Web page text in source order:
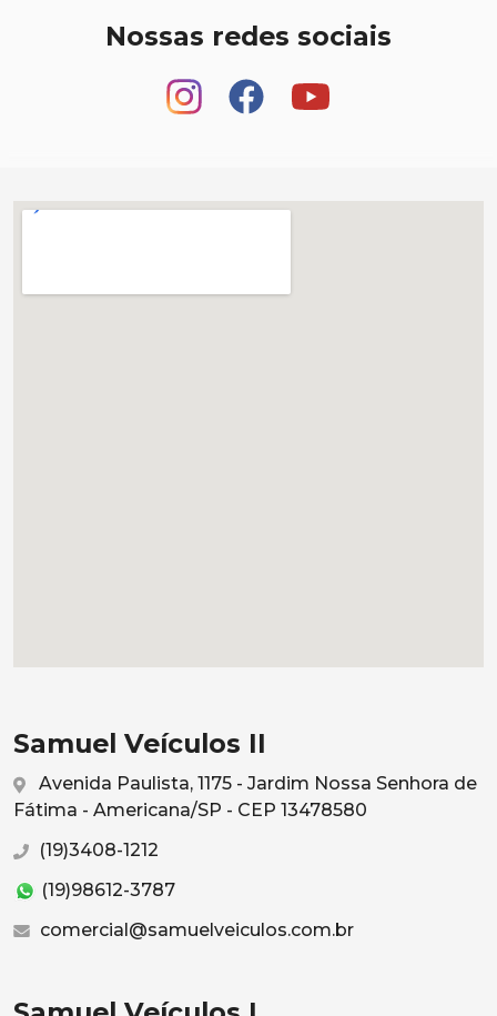
Nossas redes sociais
Samuel Veículos II
Avenida Paulista, 1175 - Jardim Nossa Senhora de
Fátima - Americana/SP - CEP 13478580
(19)3408-1212
(19)98612-3787
comercial@samuelveiculos.com.br